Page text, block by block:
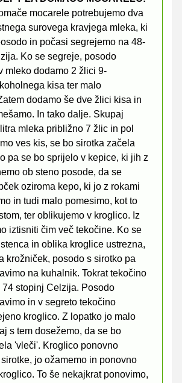
mocarele potrebujemo dva
surovega kravjega mleka, ki
in počasi segrejemo na 48-
Ko se segreje, posodo
mleko dodamo 2 žlici 9-
kisa ter malo
dodamo še dve žlici kisa in
In tako dalje. Skupaj
mleka približno 7 žlic in pol
ves kis, se bo sirotka začela
pa se bo sprijelo v kepice, ki jih z
ob steno posode, da se
oziroma kepo, ki jo z rokami
in tudi malo pomesimo, kot to
ter oblikujemo v kroglico. Iz
iztisniti čim več tekočine. Ko se
in oblika kroglice ustrezna,
krožniček, posodo s sirotko pa
na kuhalnik. Tokrat tekočino
stopinj Celzija. Posodo
in v segreto tekočino
kroglico. Z lopatko jo malo
s tem dosežemo, da se bo
'vleči'. Kroglico ponovno
jo ožamemo in ponovno
To še nekajkrat ponovimo,